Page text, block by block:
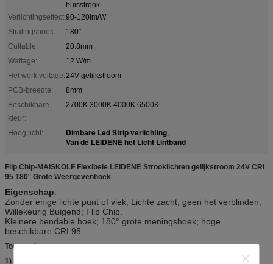
huisstrook
Verlichtingseffect:90-120lm/W
Stralingshoek:
180°
Cuttable:
20.8mm
Wattage:
12 W/m
Het werk voltage:24V gelijkstroom
PCB-breedte:
8mm
Beschikbare
kleur:
2700K 3000K 4000K 6500K
Hoog licht: Dimbare Led Strip verlichting,
Van de LEIDENE het Licht Lintband
Flip Chip-MAÏSKOLF Flexibele LEIDENE Strooklichten gelijkstroom 24V CRI
95 180° Grote Weergevenhoek
Eigenschap:
Zonder enige lichte punt of vlek; Lichte zacht, geen het verblinden;
Willekeurig Buigend; Flip Chip.
Kleinere bendable hoek; 180° grote meningshoek; hoge
beschikbare CRI 95.
Toepassing:
1) Autodecoratie